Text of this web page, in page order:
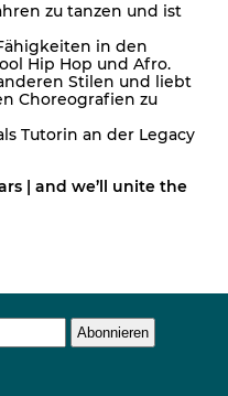
zu tanzen und ist
in den
Hip Hop und Afro.
Stilen und liebt
Choreografien zu
Tutorin an der Legacy
| and we’ll unite the